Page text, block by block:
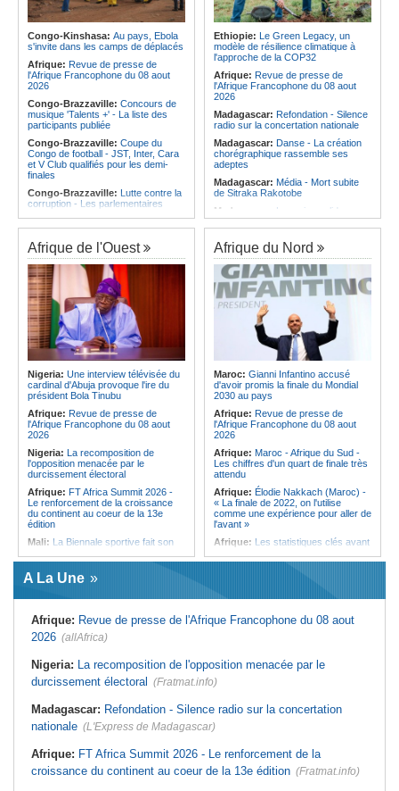
Afrique:Les statistiques clés avant
le quart de finale entre la Côte
d'Ivoire et l'Algérie
Afrique:Le Maroc et l'Afrique du
Sud se retrouvent quatre ans après
la finale
Afrique:
Côte d'Ivoire - Algérie, un
Angola:Le pays totalise six
médailles au Championnat du
monde de ju-jitsu
Angola:Le pays a achevé 89 % du
déminage des 911 zones minées
Congo-Kinshasa: Au pays, Ebola
s'invite dans les camps de déplacés
Afrique: Revue de presse de
l'Afrique Francophone du 08 aout
2026
Congo-Brazzaville: Concours de
musique 'Talents +' - La liste des
participants publiée
Congo-Brazzaville: Coupe du
Congo de football - JST, Inter, Cara
et V Club qualifiés pour les demi-
finales
Congo-Brazzaville: Lutte contre la
corruption - Les parlementaires
Congo-Brazzaville:Santé publique
- Ollombo réceptionne son hôpital de
référence
Congo-Brazzaville:
Lutte contre
les épidémies - Les employés de la
maison de retraite Kambissi en
formation
Congo-Brazzaville:Distinction -
Darrel Ornelle Elion Assiana promue
maître-assistant Cames
Afrique:Naomi Eto (Cameroun) - «
Face au Nigeria, nous donnerons
tout sur le terrain. »
Cameroun:Ngoh Ngoh, l'homme
qui signe à la place de Biya
Ethiopie: Le Green Legacy, un
modèle de résilience climatique à
l'approche de la COP32
Afrique: Revue de presse de
l'Afrique Francophone du 08 aout
2026
Madagascar: Refondation - Silence
radio sur la concertation nationale
Madagascar: Danse - La création
chorégraphique rassemble ses
adeptes
Madagascar: Média - Mort subite
de Sitraka Rakotobe
Madagascar: Les reins solides
Madagascar:Vol à la tire - Un
en prison
Madagascar:Athlétisme - 100
mètres - Junior Tsiravay et Zo
Rakotonary co-champions
Madagascar:
Rakotondramiara, Président du
Rouge - « Aucun retour
d'investissement pour les petits
Agroalimentaire - Les
boissons locales conquièrent le
marché
Afrique de l'Ouest
Nigeria: Une interview télévisée du
cardinal d'Abuja provoque l'ire du
président Bola Tinubu
Afrique: Revue de presse de
l'Afrique Francophone du 08 aout
2026
Nigeria: La recomposition de
l'opposition menacée par le
durcissement électoral
Afrique: FT Africa Summit 2026 -
Le renforcement de la croissance
du continent au coeur de la 13e
édition
Mali: La Biennale sportive fait son
Afrique de l'Ouest:
financier régional - Un bon plant
revendique un redressement
financier du fonds
nature - Le procureur du TGI de
Pikine-Guédiawaye interjette appel
de l'ordonnance de non-lieu partiel et
Sénégal:FERA - Priorité à
l'économie de la préservation,
Cheikh Dieng décline sa vision
Sénégal:
Cheikh Dieng définit ses
axes prioritaires pour restructurer le
Fonds d'entretien routier autonome
Afrique du Nord
Maroc: Gianni Infantino accusé
d'avoir promis la finale du Mondial
2030 au pays
Afrique: Revue de presse de
l'Afrique Francophone du 08 aout
2026
Afrique: Maroc - Afrique du Sud -
Les chiffres d'un quart de finale très
attendu
Afrique: Élodie Nakkach (Maroc) -
« La finale de 2022, on l'utilise
comme une expérience pour aller de
l'avant »
Afrique: Les statistiques clés avant
d'Ivoire et l'Algérie
la finale
Afrique:Côte d'Ivoire - Algérie, un
Sénégal bat la Tunisie et prend le
quart
Tunisie:
interconnecté « One Health »
Tunisie:
les startups à l'international
A La Une
Afrique: Revue de presse de l'Afrique Francophone du 08 aout
2026 (allAfrica)
Nigeria: La recomposition de l'opposition menacée par le
durcissement électoral (Fratmat.info)
Madagascar: Refondation - Silence radio sur la concertation
nationale (L'Express de Madagascar)
Afrique: FT Africa Summit 2026 - Le renforcement de la
croissance du continent au coeur de la 13e édition (Fratmat.info)